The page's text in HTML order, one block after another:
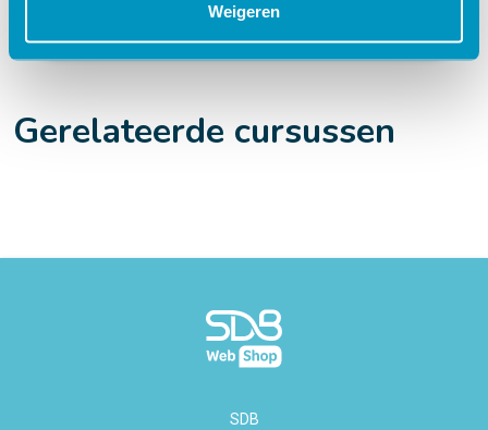
Weigeren
Gerelateerde cursussen
SDB